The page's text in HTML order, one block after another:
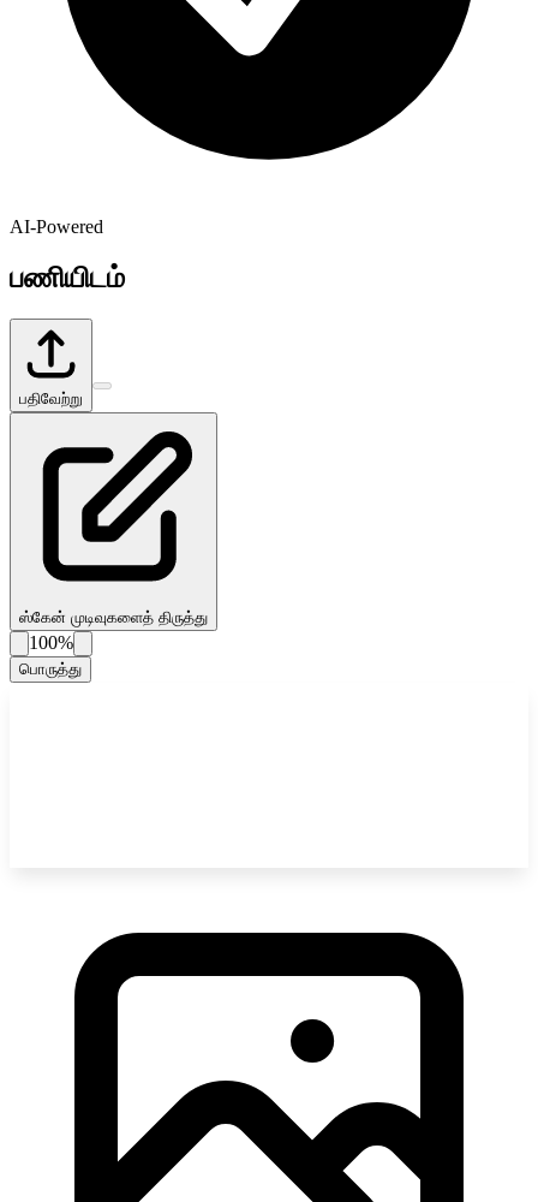
AI-Powered
பணியிடம்
பதிவேற்று
ஸ்கேன் முடிவுகளைத் திருத்து
100%
பொருத்து